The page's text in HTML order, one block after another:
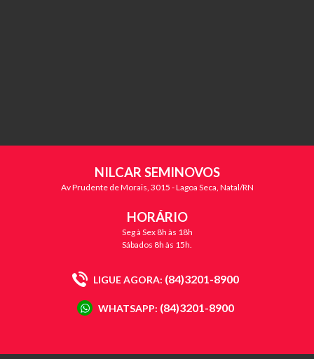
NILCAR SEMINOVOS
Av Prudente de Morais, 3015 - Lagoa Seca, Natal/RN
HORÁRIO
Seg à Sex 8h às 18h
Sábados 8h às 15h.
LIGUE AGORA: (84)3201-8900
WHATSAPP: (84)3201-8900